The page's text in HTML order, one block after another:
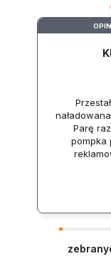
Parę
pompka